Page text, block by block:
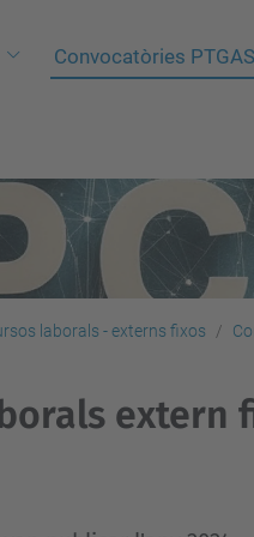
Convocatòries PTGAS
laborals - externs fixos
extern